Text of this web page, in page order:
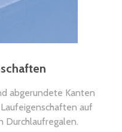
abgerundete Kanten
auf
Durchlaufregalen.